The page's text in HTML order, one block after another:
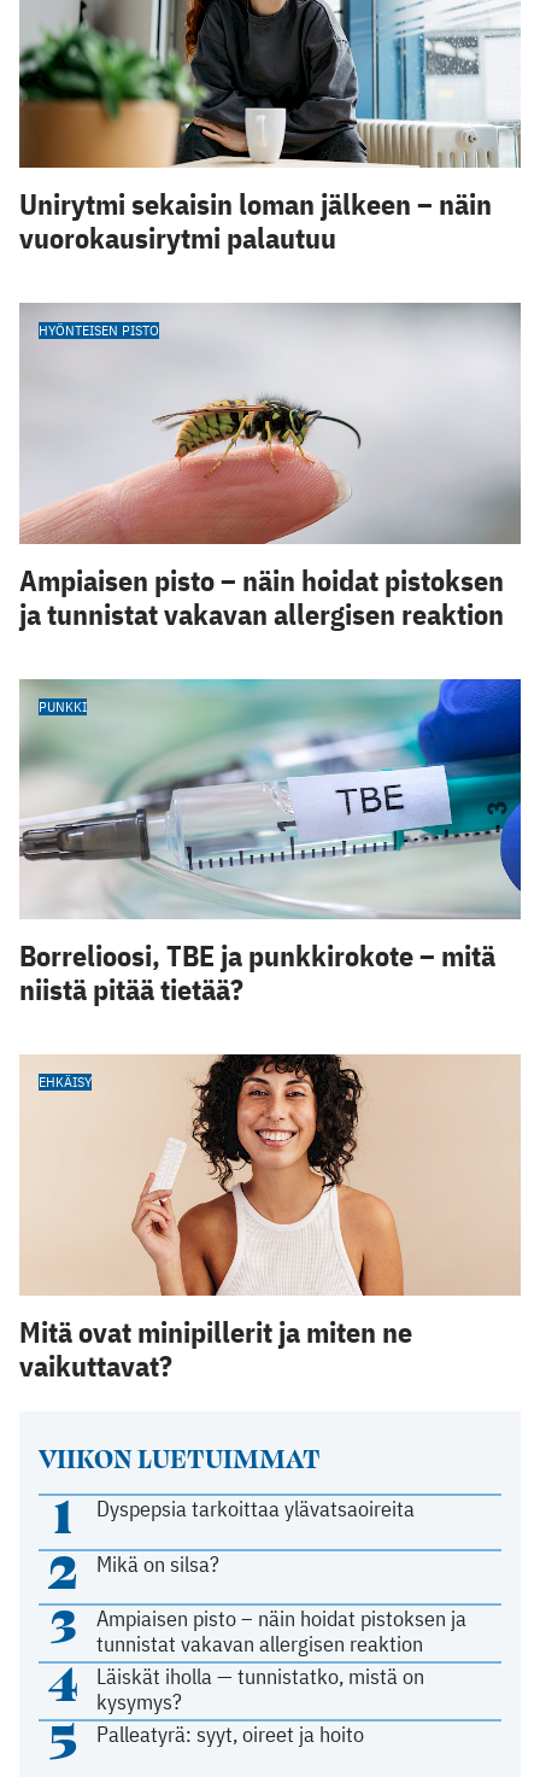
VIIKON LUETUIMMAT
1 Dyspepsia tarkoittaa ylävatsaoireita
2 Mikä on silsa?
3
Ampiaisen pisto – näin hoidat pistoksen ja
tunnistat vakavan allergisen reaktion
4
Läiskät iholla — tunnistatko, mistä on
kysymys?
5 Palleatyrä: syyt, oireet ja hoito
Unirytmi sekaisin loman jälkeen – näin
vuorokausirytmi palautuu
HYÖNTEISEN PISTO
Ampiaisen pisto – näin hoidat pistoksen
ja tunnistat vakavan allergisen reaktion
PUNKKI
Borrelioosi, TBE ja punkkirokote – mitä
niistä pitää tietää?
EHKÄISY
Mitä ovat minipillerit ja miten ne
vaikuttavat?